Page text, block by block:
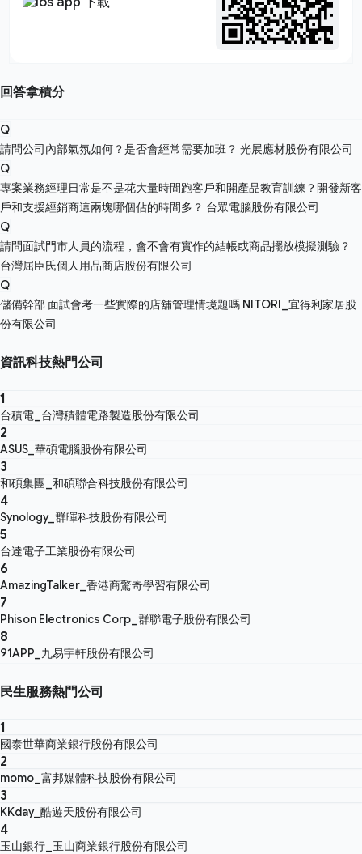
回答拿積分
Q
請問公司內部氣氛如何？是否會經常需要加班？ 光展應材股份有限公司
Q
專案業務經理日常是不是花大量時間跑客戶和開產品教育訓練？開發新客
戶和支援經銷商這兩塊哪個佔的時間多？ 台眾電腦股份有限公司
Q
請問面試門市人員的流程，會不會有實作的結帳或商品擺放模擬測驗？
台灣屈臣氏個人用品商店股份有限公司
Q
儲備幹部 面試會考一些實際的店舖管理情境題嗎 NITORI_宜得利家居股
份有限公司
資訊科技熱門公司
1
台積電_台灣積體電路製造股份有限公司
2
ASUS_華碩電腦股份有限公司
3
和碩集團_和碩聯合科技股份有限公司
4
Synology_群暉科技股份有限公司
5
台達電子工業股份有限公司
6
AmazingTalker_香港商驚奇學習有限公司
7
Phison Electronics Corp_群聯電子股份有限公司
8
91APP_九易宇軒股份有限公司
民生服務熱門公司
1
國泰世華商業銀行股份有限公司
2
momo_富邦媒體科技股份有限公司
3
KKday_酷遊天股份有限公司
4
玉山銀行_玉山商業銀行股份有限公司